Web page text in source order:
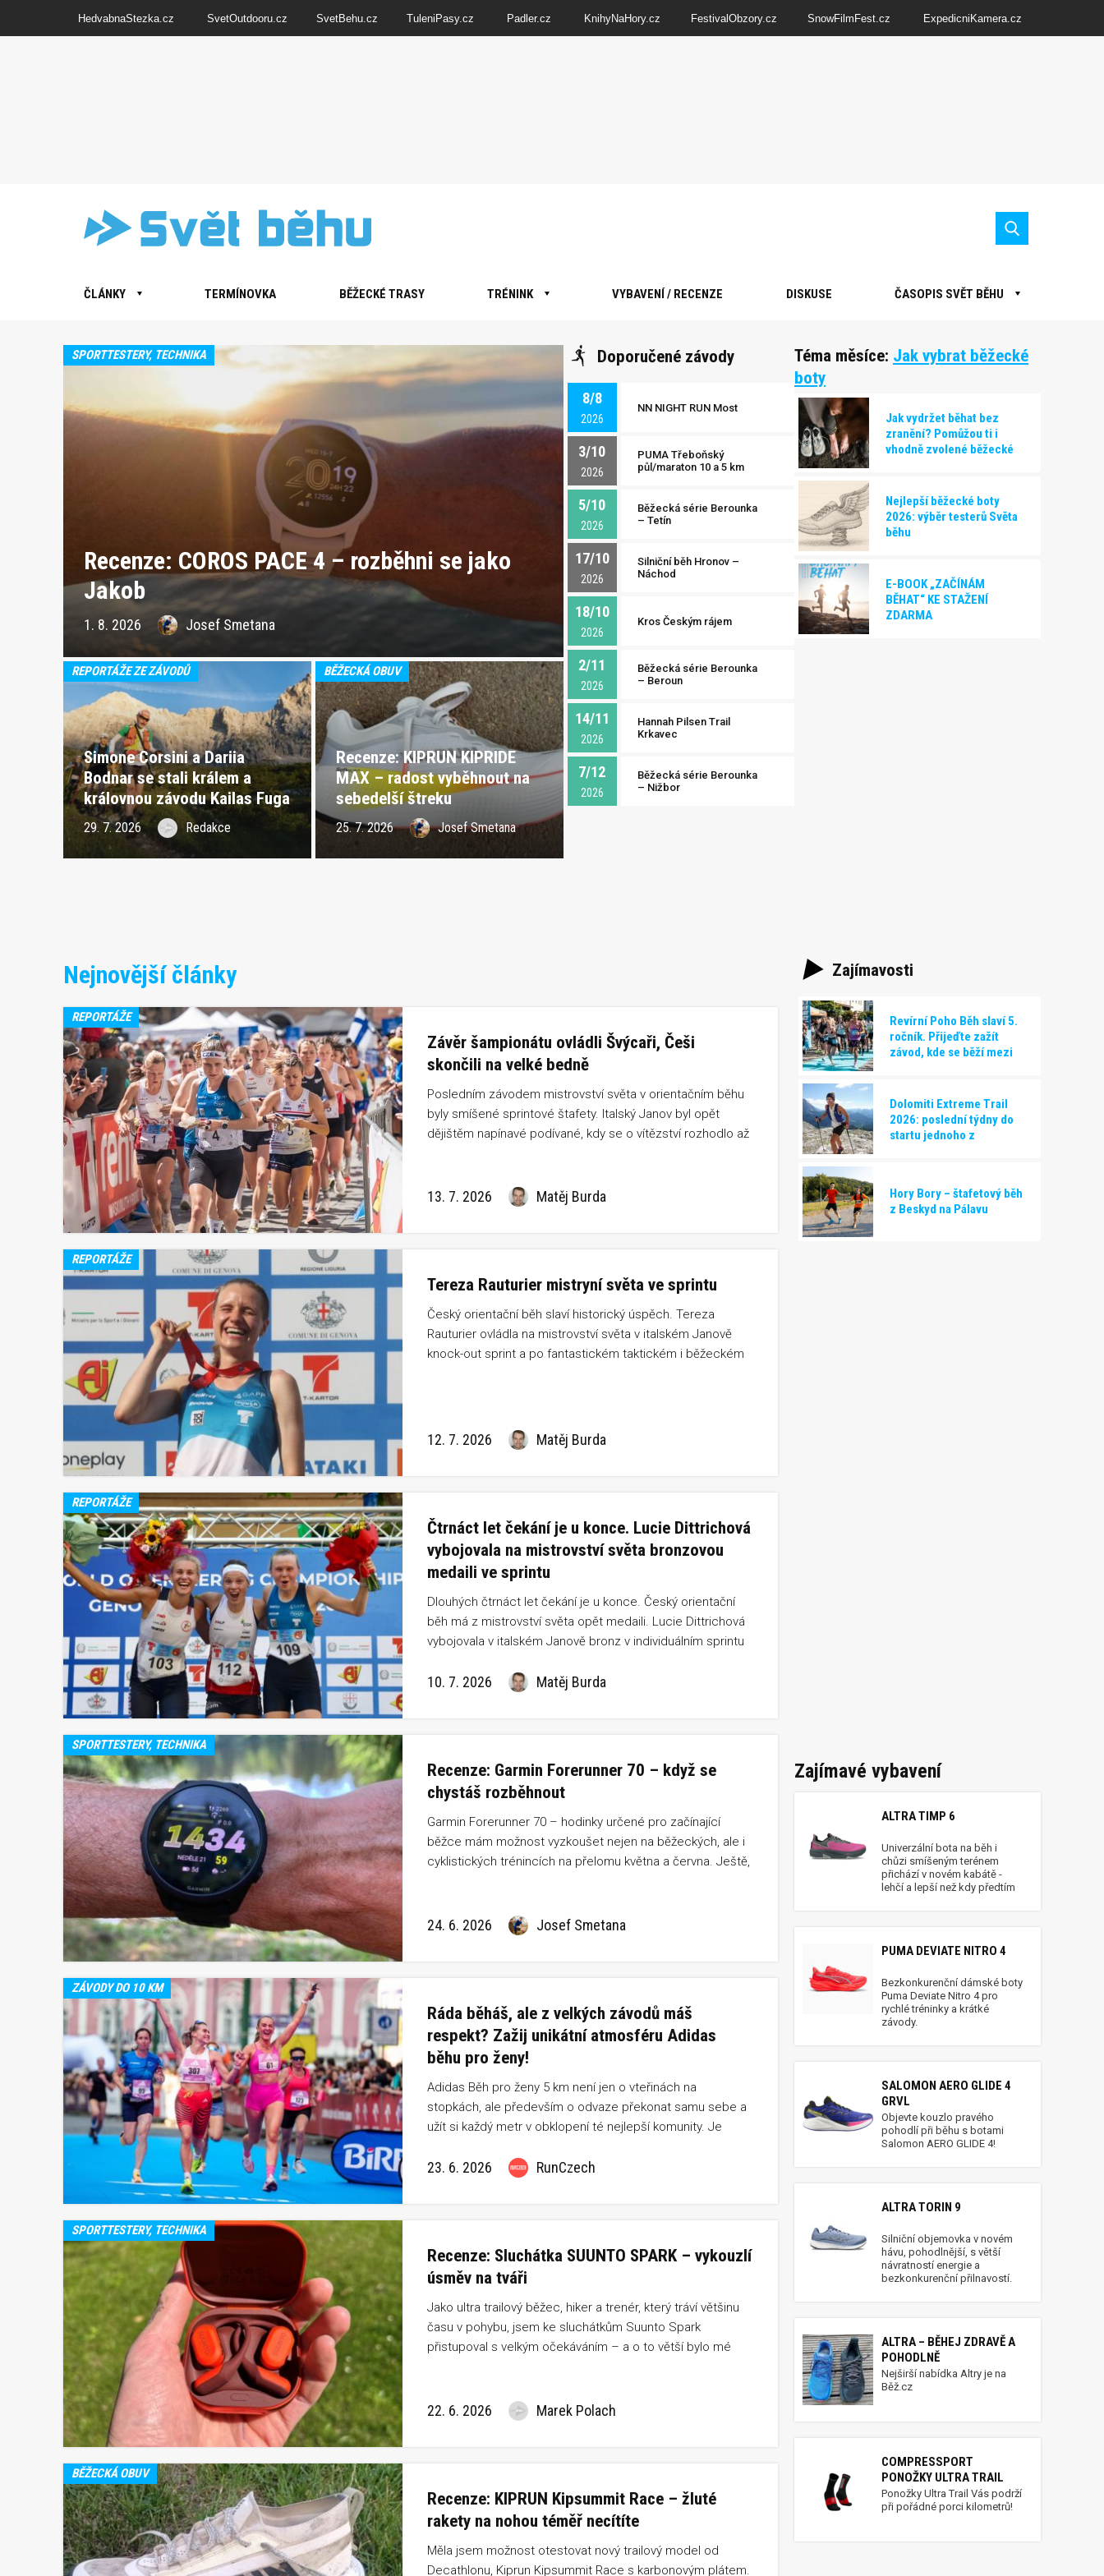
HedvabnaStezka.cz SvetOutdooru.cz SvetBehu.cz TuleniPasy.cz Padler.cz KnihyNaHory.cz FestivalObzory.cz SnowFilmFest.cz ExpedicniKamera.cz
ČLÁNKY TERMÍNOVKA BĚŽECKÉ TRASY TRÉNINK VYBAVENÍ / RECENZE DISKUSE ČASOPIS SVĚT BĚHU
SPORTTESTERY, TECHNIKA
Recenze: COROS PACE 4 – rozběhni se jako
Jakob
1. 8. 2026 Josef Smetana
REPORTÁŽE ZE ZÁVODŮ
Simone Corsini a Dariia
Bodnar se stali králem a
královnou závodu Kailas Fuga
Dolomiti Extreme Trail 2026
29. 7. 2026 Redakce
BĚŽECKÁ OBUV
Recenze: KIPRUN KIPRIDE
MAX – radost vyběhnout na
sebedelší štreku
25. 7. 2026 Josef Smetana
Doporučené závody
8/8
2026
NN NIGHT RUN Most
3/10
2026
PUMA Třeboňský
půl/maraton 10 a 5 km
5/10
2026
Běžecká série Berounka
– Tetín
17/10
2026
Silniční běh Hronov –
Náchod
18/10
2026
Kros Českým rájem
2/11
2026
Běžecká série Berounka
– Beroun
14/11
2026
Hannah Pilsen Trail
Krkavec
7/12
2026
Běžecká série Berounka
– Nižbor
Téma měsíce: Jak vybrat běžecké
boty
Jak vydržet běhat bez
zranění? Pomůžou ti i
vhodně zvolené běžecké
Nejlepší běžecké boty
2026: výběr testerů Světa
běhu
E-BOOK „ZAČÍNÁM
BĚHAT“ KE STAŽENÍ
ZDARMA
Nejnovější články
REPORTÁŽE
Závěr šampionátu ovládli Švýcaři, Češi
skončili na velké bedně
Posledním závodem mistrovství světa v orientačním běhu
byly smíšené sprintové štafety. Italský Janov byl opět
dějištěm napínavé podívané, kdy se o vítězství rozhodlo až
13. 7. 2026 Matěj Burda
REPORTÁŽE
Tereza Rauturier mistryní světa ve sprintu
Český orientační běh slaví historický úspěch. Tereza
Rauturier ovládla na mistrovství světa v italském Janově
knock-out sprint a po fantastickém taktickém i běžeckém
orientačního sportu.
12. 7. 2026 Matěj Burda
REPORTÁŽE
Čtrnáct let čekání je u konce. Lucie Dittrichová
vybojovala na mistrovství světa bronzovou
medaili ve sprintu
Dlouhých čtrnáct let čekání je u konce. Český orientační
běh má z mistrovství světa opět medaili. Lucie Dittrichová
vybojovala v italském Janově bronz v individuálním sprintu
reprezentace v posledních letech. Jen těsně za stupni
10. 7. 2026 Matěj Burda
SPORTTESTERY, TECHNIKA
Recenze: Garmin Forerunner 70 – když se
chystáš rozběhnout
Garmin Forerunner 70 – hodinky určené pro začínající
běžce mám možnost vyzkoušet nejen na běžeckých, ale i
cyklistických trénincích na přelomu května a června. Ještě,
a zdravotní funkce, navigace po trase nebo sledování
24. 6. 2026 Josef Smetana
ZÁVODY DO 10 KM
Ráda běháš, ale z velkých závodů máš
respekt? Zažij unikátní atmosféru Adidas
běhu pro ženy!
Adidas Běh pro ženy 5 km není jen o vteřinách na
stopkách, ale především o odvaze překonat samu sebe a
užít si každý metr v obklopení té nejlepší komunity. Je
i úplný začátečník. Vezmi kámošku, vylaď outfit a vidíme se
23. 6. 2026 RunCzech
SPORTTESTERY, TECHNIKA
Recenze: Sluchátka SUUNTO SPARK – vykouzlí
úsměv na tváři
Jako ultra trailový běžec, hiker a trenér, který tráví většinu
času v pohybu, jsem ke sluchátkům Suunto Spark
přistupoval s velkým očekáváním – a o to větší bylo mé
22. 6. 2026 Marek Polach
BĚŽECKÁ OBUV
Recenze: KIPRUN Kipsummit Race – žluté
rakety na nohou téměř necítíte
Měla jsem možnost otestovat nový trailový model od
Decathlonu, Kiprun Kipsummit Race s karbonovým plátem.
Zajímavosti
Revírní Poho Běh slaví 5.
ročník. Přijeďte zažít
závod, kde se běží mezi
Dolomiti Extreme Trail
2026: poslední týdny do
startu jednoho z
Hory Bory – štafetový běh
z Beskyd na Pálavu
Zajímavé vybavení
ALTRA TIMP 6
Univerzální bota na běh i
chůzi smíšeným terénem
přichází v novém kabátě -
lehčí a lepší než kdy předtím
PUMA DEVIATE NITRO 4
Bezkonkurenční dámské boty
Puma Deviate Nitro 4 pro
rychlé tréninky a krátké
závody.
SALOMON AERO GLIDE 4
GRVL
Objevte kouzlo pravého
pohodlí při běhu s botami
Salomon AERO GLIDE 4!
ALTRA TORIN 9
Silniční objemovka v novém
hávu, pohodlnější, s větší
návratností energie a
bezkonkurenční přilnavostí.
ALTRA – BĚHEJ ZDRAVĚ A
POHODLNĚ
Nejširší nabídka Altry je na
Běž.cz
COMPRESSPORT
PONOŽKY ULTRA TRAIL
Ponožky Ultra Trail Vás podrží
při pořádné porci kilometrů!